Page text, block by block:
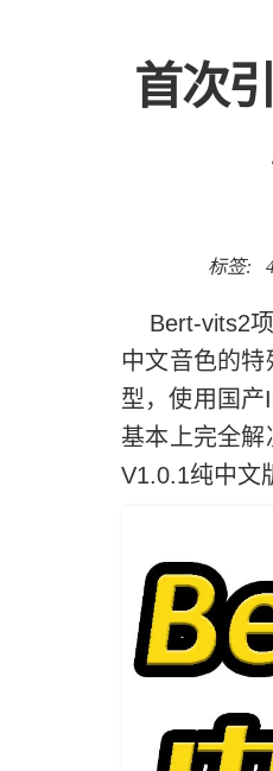
首次
标签:
Bert-vits2项
中文音色的
型，使用国产
基本上完全
V1.0.1纯中文